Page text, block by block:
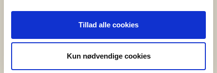
Tillad alle cookies
Kun nødvendige cookies
selvskade som symptom og gøre pårørende klogere på,
Slutresultatet bliver tre […]